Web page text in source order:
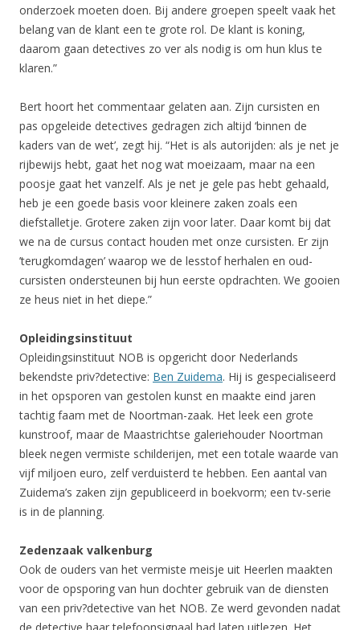
onderzoek moeten doen. Bij andere groepen speelt vaak het
belang van de klant een te grote rol. De klant is koning,
daarom gaan detectives zo ver als nodig is om hun klus te
klaren.”
Bert hoort het commentaar gelaten aan. Zijn cursisten en
pas opgeleide detectives gedragen zich altijd ‘binnen de
kaders van de wet’, zegt hij. “Het is als autorijden: als je net je
rijbewijs hebt, gaat het nog wat moeizaam, maar na een
poosje gaat het vanzelf. Als je net je gele pas hebt gehaald,
heb je een goede basis voor kleinere zaken zoals een
diefstalletje. Grotere zaken zijn voor later. Daar komt bij dat
we na de cursus contact houden met onze cursisten. Er zijn
’terugkomdagen’ waarop we de lesstof herhalen en oud-
cursisten ondersteunen bij hun eerste opdrachten. We gooien
ze heus niet in het diepe.”
Opleidingsinstituut
Opleidingsinstituut NOB is opgericht door Nederlands
bekendste priv?detective: Ben Zuidema. Hij is gespecialiseerd
in het opsporen van gestolen kunst en maakte eind jaren
tachtig faam met de Noortman-zaak. Het leek een grote
kunstroof, maar de Maastrichtse galeriehouder Noortman
bleek negen vermiste schilderijen, met een totale waarde van
vijf miljoen euro, zelf verduisterd te hebben. Een aantal van
Zuidema’s zaken zijn gepubliceerd in boekvorm; een tv-serie
is in de planning.
Zedenzaak valkenburg
Ook de ouders van het vermiste meisje uit Heerlen maakten
voor de opsporing van hun dochter gebruik van de diensten
van een priv?detective van het NOB. Ze werd gevonden nadat